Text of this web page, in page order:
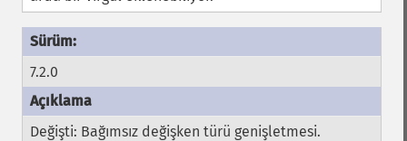
7.2.0
Değişti: Bağımsız değişken türü genişletmesi.